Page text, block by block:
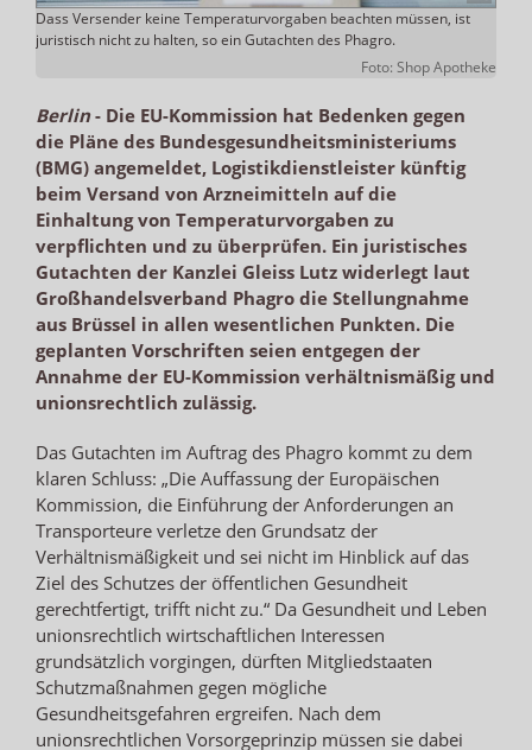
Dass Versender keine Temperaturvorgaben beachten müssen, ist
juristisch nicht zu halten, so ein Gutachten des Phagro.
Foto: Shop Apotheke
Berlin- Die EU-Kommission hat Bedenken gegen
die Pläne des Bundesgesundheitsministeriums
(BMG) angemeldet, Logistikdienstleister künftig
beim Versand von Arzneimitteln auf die
Einhaltung von Temperaturvorgaben zu
verpflichten und zu überprüfen. Ein juristisches
Gutachten der Kanzlei Gleiss Lutz widerlegt laut
Großhandelsverband Phagro die Stellungnahme
aus Brüssel in allen wesentlichen Punkten. Die
geplanten Vorschriften seien entgegen der
Annahme der EU-Kommission verhältnismäßig und
unionsrechtlich zulässig.
Das Gutachten im Auftrag des Phagro kommt zu dem
klaren Schluss: „Die Auffassung der Europäischen
Kommission, die Einführung der Anforderungen an
Transporteure verletze den Grundsatz der
Verhältnismäßigkeit und sei nicht im Hinblick auf das
Ziel des Schutzes der öffentlichen Gesundheit
gerechtfertigt, trifft nicht zu.“ Da Gesundheit und Leben
unionsrechtlich wirtschaftlichen Interessen
grundsätzlich vorgingen, dürften Mitgliedstaaten
Schutzmaßnahmen gegen mögliche
Gesundheitsgefahren ergreifen. Nach dem
unionsrechtlichen Vorsorgeprinzip müssen sie dabei